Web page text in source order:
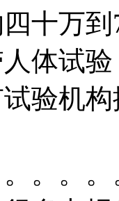
十万
体试
验机
。。